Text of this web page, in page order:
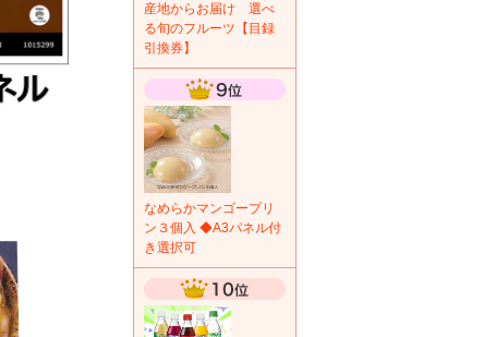
産地からお届け 選べ
る旬のフルーツ【目録
引換券】
なめらかマンゴープリ
ン３個入 ◆A3パネル付
き選択可